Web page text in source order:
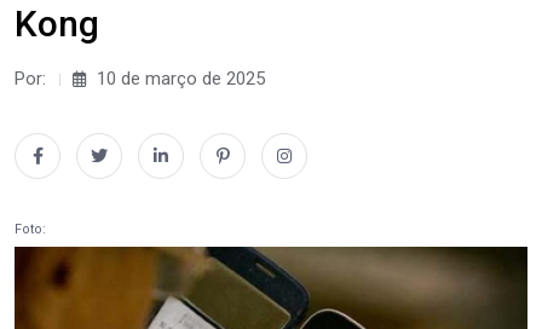
Kong
Por: 10 de março de 2025
Foto: